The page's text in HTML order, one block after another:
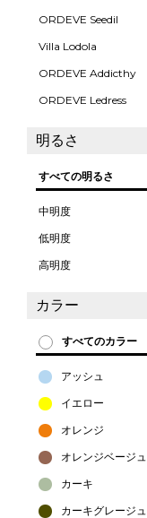
ORDEVE Seedil
Villa Lodola
ORDEVE Addicthy
ORDEVE Ledress
明るさ
すべての明るさ
中明度
低明度
高明度
カラー
すべてのカラー
アッシュ
イエロー
オレンジ
オレンジベージュ
カーキ
カーキグレージュ